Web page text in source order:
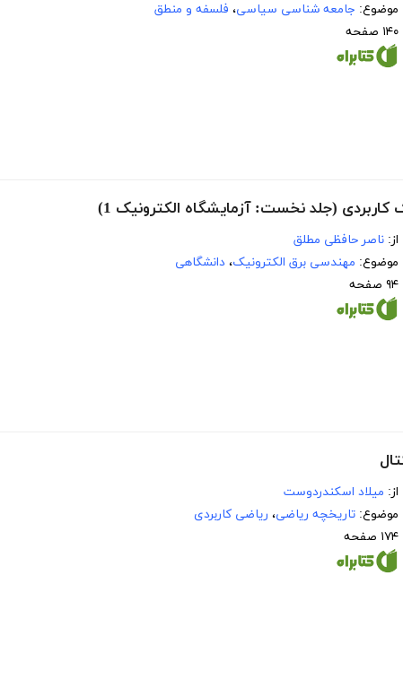
موضوع: جامعه شناسی سیاسی، فلسفه و منطق
۱۴۰ صفحه
کاربردی (جلد نخست: آزمایشگاه الکترونیک 1)
از: ناصر حافظی مطلق
موضوع: مهندسی برق الکترونیک، دانشگاهی
۹۴ صفحه
از: میلاد اسکندردوست
موضوع: تاریخچه ریاضی، ریاضی کاربردی
۱۷۴ صفحه